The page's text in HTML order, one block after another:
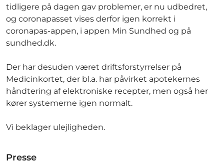
tidligere på dagen gav problemer, er nu udbedret,
og coronapasset vises derfor igen korrekt i
coronapas-appen, i appen Min Sundhed og på
sundhed.dk.
Der har desuden været driftsforstyrrelser på
Medicinkortet, der bl.a. har påvirket apotekernes
håndtering af elektroniske recepter, men også her
kører systemerne igen normalt.
Vi beklager ulejligheden.
Presse